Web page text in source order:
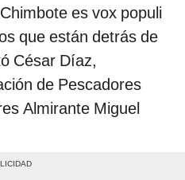
es vox populi
que están detrás de
César Díaz,
de Pescadores
Almirante Miguel